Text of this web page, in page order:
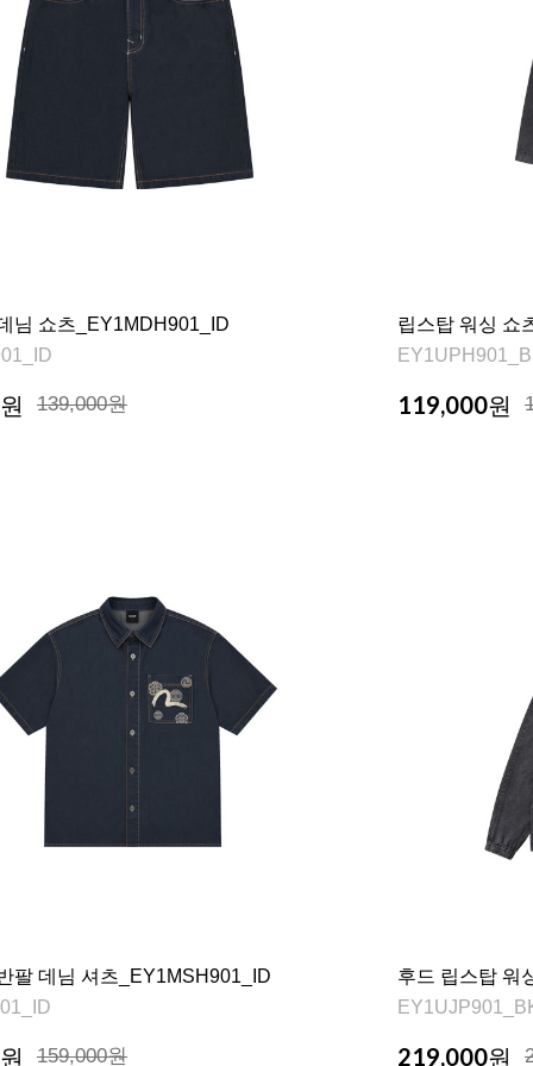
님 쇼츠_EY1MDH901_ID
원 139,000원
립스탑 워싱 쇼
119,000원
팔 데님 셔츠_EY1MSH901_ID
원 159,000원
후드 립스탑 워
219,000원